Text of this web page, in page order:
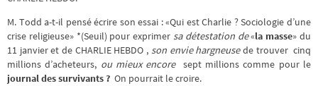
M. Todd a-t-il pensé écrire son essai : «Qui est Charlie ? Sociologie d’une
crise religieuse» *(Seuil) pour exprimer sa détestation de«la masse» du
11 janvier et de CHARLIE HEBDO , son envie hargneusede trouver cinq
millions d’acheteurs, ou mieux encore sept millions comme pour le
journal des survivants ? On pourrait le croire.